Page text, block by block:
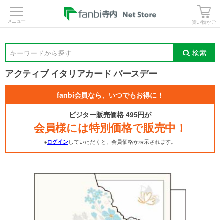
買い物かご
キーワードから探す 検索
アクティブ イタリアカード バースデー
fanbi会員なら、いつでもお得に！
ビジター販売価格 495円が
会員様には特別価格で販売中！
※ログインしていただくと、会員価格が表示されます。